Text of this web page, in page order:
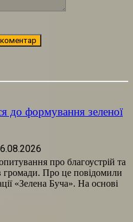
до формування зеленої
про благоустрій та
громади. Про це повідомили
«Зелена Буча». На основі